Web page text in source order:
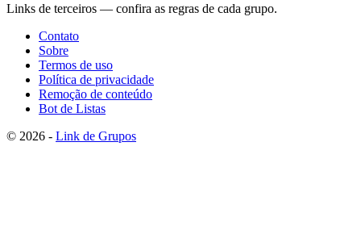
Links de terceiros — confira as regras de cada grupo.
Contato
Sobre
Termos de uso
Política de privacidade
Remoção de conteúdo
Bot de Listas
© 2026 - Link de Grupos